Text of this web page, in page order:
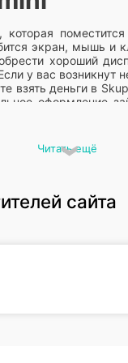
экран, мышь и
хороший
у вас
взять деньги в
оформление
остались
Предоставим вам
Выкупим, как
исправный
Читать ещё
сайта